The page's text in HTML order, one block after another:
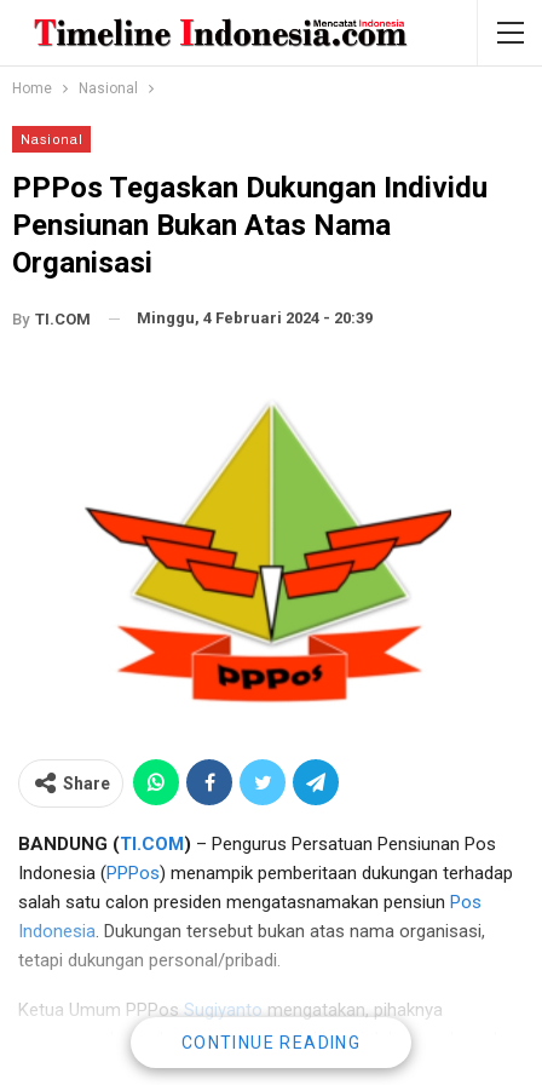
Home Nasional
Nasional
PPPos Tegaskan Dukungan Individu
Pensiunan Bukan Atas Nama
Organisasi
By TI.COM Minggu, 4 Februari 2024 - 20:39
Share
BANDUNG (TI.COM) – Pengurus Persatuan Pensiunan Pos
Indonesia (PPPos) menampik pemberitaan dukungan terhadap
salah satu calon presiden mengatasnamakan pensiun Pos
Indonesia. Dukungan tersebut bukan atas nama organisasi,
tetapi dukungan personal/pribadi.
Ketua Umum PPPos Sugiyanto mengatakan, pihaknya
menyanggah pemberitaan tentang deklarasi dukungan kepada
paslon tertentu mengatasnamakan pensiunan Pos Indonesia.
CONTINUE READING